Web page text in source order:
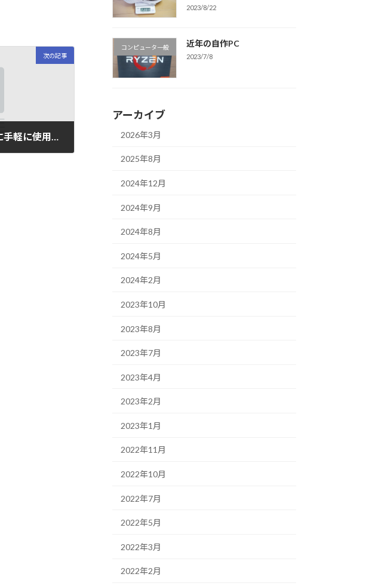
次の記事
WordPressがブログのように手軽に使用できるならば、Web制作を依頼するメリットは？
2023/8/22
コンピュータ一般 近年の自作PC
2023/7/8
アーカイブ
2026年3月
2025年8月
2024年12月
2024年9月
2024年8月
2024年5月
2024年2月
2023年10月
2023年8月
2023年7月
2023年4月
2023年2月
2023年1月
2022年11月
2022年10月
2022年7月
2022年5月
2022年3月
2022年2月